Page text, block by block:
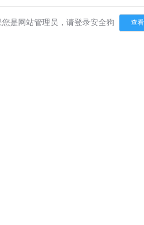
您是网站管理员，请登录安全狗